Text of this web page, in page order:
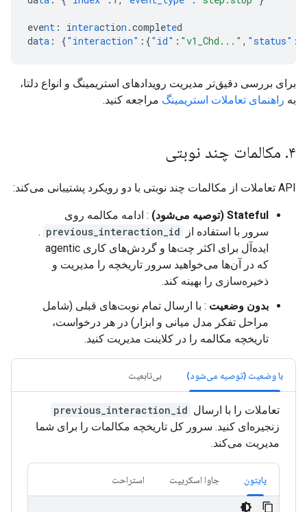
event : interaction.complete
data : {"interaction":{"id":"v1_Chd...","status"
برای بررسی دقیق‌تر مدیریت رویدادهای استریمینگ و انواع دلتا،
بهراهنمای تعاملات استریمینگمراجعه کنید.
مکالمات چند نوبتی
API تعاملات از مکالمات چند نوبتی با دو رویکرد پشتیبانی می‌کند:
Stateful (توصیه می‌شود)
: ادامه مکالمه روی
سرور با استفاده از previous_interaction_id
.
ایده‌آل برای اکثر چت‌ها و گردش‌های کاری agentic
که در آن‌ها می‌خواهید سرور تاریخچه را مدیریت و
ذخیره‌سازی را بهینه کند.
بدون وضعیت: با ارسال تمام نوبت‌های قبلی (شامل
مراحل تفکر مدل میانی و ابزار) در هر درخواست،
تاریخچه مکالمه را در کلاینت مدیریت کنید.
با وضعیت (توصیه می‌شود) بی‌تابعیت
تعاملات را با ارسال previous_interaction_id
زنجیره‌ای کنید. سرور کل تاریخچه مکالمات را برای شما
مدیریت می‌کند.
پایتون جاوا اسکریپت استراحت